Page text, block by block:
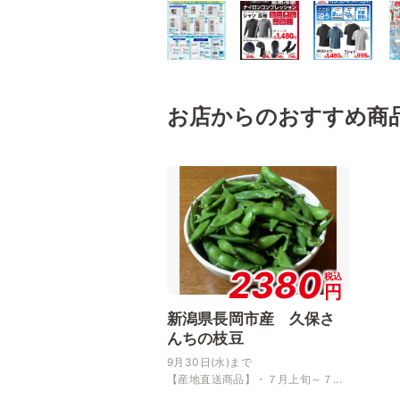
お店からのおすすめ商
2380税込
円
新潟県長岡市産 久保さ
んちの枝豆
9月30日(水)まで
【産地直送商品】・７月上旬～７...